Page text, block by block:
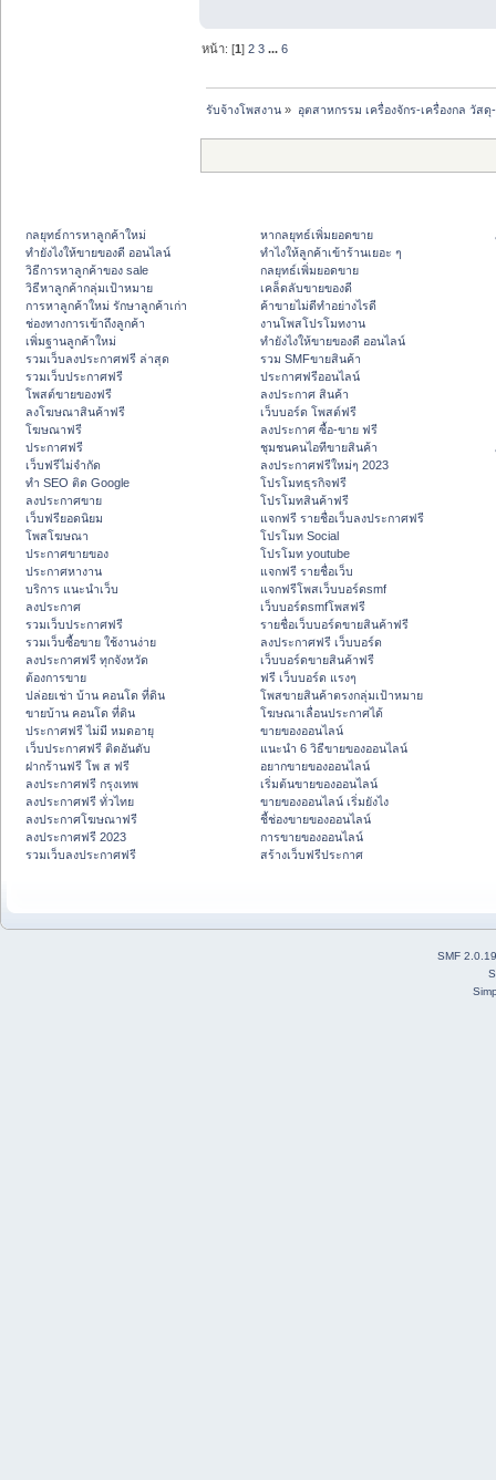
หน้า: [1]2 3 ...6
รับจ้างโพสงาน » อุตสาหกรรม เครื่องจักร-เครื่องกล วัส
กลยุทธ์การหาลูกค้าใหม่
ทํายังไงให้ขายของดี ออนไลน์
วิธีการหาลูกค้าของ sale
วิธีหาลูกค้ากลุ่มเป้าหมาย
การหาลูกค้าใหม่ รักษาลูกค้าเก่า
ช่องทางการเข้าถึงลูกค้า
เพิ่มฐานลูกค้าใหม่
รวมเว็บลงประกาศฟรี ล่าสุด
รวมเว็บประกาศฟรี
โพสต์ขายของฟรี
ลงโฆษณาสินค้าฟรี
โฆษณาฟรี
ประกาศฟรี
เว็บฟรีไม่จำกัด
ทำ SEO ติด Google
ลงประกาศขาย
เว็บฟรียอดนิยม
โพสโฆษณา
ประกาศขายของ
ประกาศหางาน
บริการ แนะนำเว็บ
ลงประกาศ
รวมเว็บประกาศฟรี
รวมเว็บซื้อขาย ใช้งานง่าย
ลงประกาศฟรี ทุกจังหวัด
ต้องการขาย
ปล่อยเช่า บ้าน คอนโด ที่ดิน
ขายบ้าน คอนโด ที่ดิน
ประกาศฟรี ไม่มี หมดอายุ
เว็บประกาศฟรี ติดอันดับ
ฝากร้านฟรี โพ ส ฟรี
ลงประกาศฟรี กรุงเทพ
ลงประกาศฟรี ทั่วไทย
ลงประกาศโฆษณาฟรี
ลงประกาศฟรี 2023
รวมเว็บลงประกาศฟรี
หากลยุทธ์เพิ่มยอดขาย
ทําไงให้ลูกค้าเข้าร้านเยอะ ๆ
กลยุทธ์เพิ่มยอดขาย
เคล็ดลับขายของดี
ค้าขายไม่ดีทำอย่างไรดี
งานโพสโปรโมทงาน
ทํายังไงให้ขายของดี ออนไลน์
รวม SMFขายสินค้า
ประกาศฟรีออนไลน์
ลงประกาศ สินค้า
เว็บบอร์ด โพสต์ฟรี
ลงประกาศ ซื้อ-ขาย ฟรี
ชุมชนคนไอทีขายสินค้า
ลงประกาศฟรีใหม่ๆ 2023
โปรโมทธุรกิจฟรี
โปรโมทสินค้าฟรี
แจกฟรี รายชื่อเว็บลงประกาศฟรี
โปรโมท Social
โปรโมท youtube
แจกฟรี รายชื่อเว็บ
แจกฟรีโพสเว็บบอร์ดsmf
เว็บบอร์ดsmfโพสฟรี
รายชื่อเว็บบอร์ดขายสินค้าฟรี
ลงประกาศฟรี เว็บบอร์ด
เว็บบอร์ดขายสินค้าฟรี
ฟรี เว็บบอร์ด แรงๆ
โพสขายสินค้าตรงกลุ่มเป้าหมาย
โฆษณาเลื่อนประกาศได้
ขายของออนไลน์
แนะนำ 6 วิธีขายของออนไลน์
อยากขายของออนไลน์
เริ่มต้นขายของออนไลน์
ขายของออนไลน์ เริ่มยังไง
ชี้ช่องขายของออนไลน์
การขายของออนไลน์
สร้างเว็บฟรีประกาศ
SMF 2.0.19